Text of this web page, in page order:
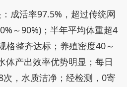
成活率97.5%，超过传统网
～90%)；半年平均体重超4
格整齐达标；养殖密度40～
体产出效率优势明显；每日
，水质洁净；经检测，0寄